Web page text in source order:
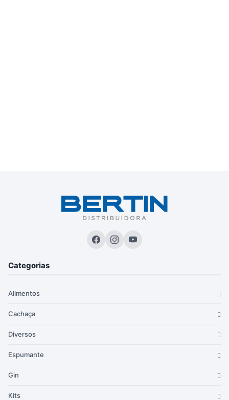
Categorias
Alimentos
Cachaça
Diversos
Espumante
Gin
Kits